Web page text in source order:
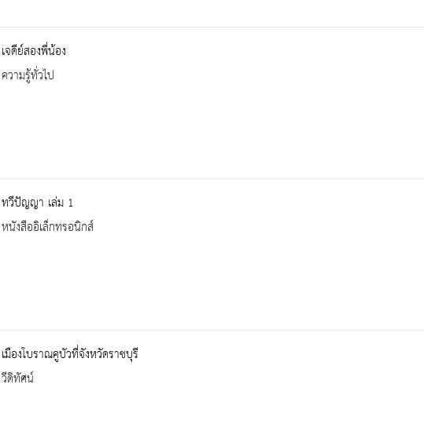
เจดีย์สองพี่น้อง
ความรู้ทั่วไป
ทวีปัญญา เล่ม 1
หนังสืออิเล็กทรอนิกส์
เมืองโบราณคูบัวที่จังหวัดราชบุรี
วีดิทัศน์